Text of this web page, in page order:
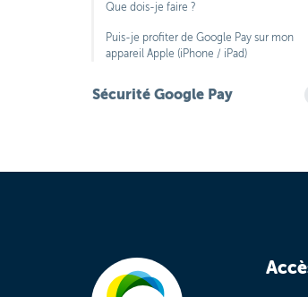
Que dois-je faire ?
Puis-je profiter de Google Pay sur mon
appareil Apple (iPhone / iPad)
Sécurité Google Pay